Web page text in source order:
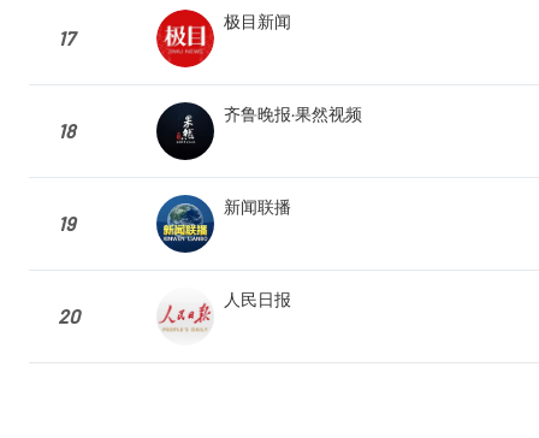
17
极目新闻
18
齐鲁晚报·果然视频
19
新闻联播
20
人民日报